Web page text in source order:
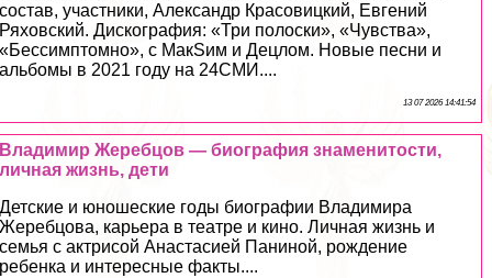
состав, участники, Александр Красовицкий, Евгений
Ряховский. Дискография: «Три полоски», «Чувства»,
«Бессимптомно», с МакSим и Децлом. Новые песни и
альбомы в 2021 году на 24СМИ....
13 07 2026 14:41:54
Владимир Жеребцов — биография знаменитости,
личная жизнь, дети
Детские и юношеские годы биографии Владимира
Жеребцова, карьера в театре и кино. Личная жизнь и
семья с актрисой Анастасией Паниной, рождение
ребенка и интересные факты....